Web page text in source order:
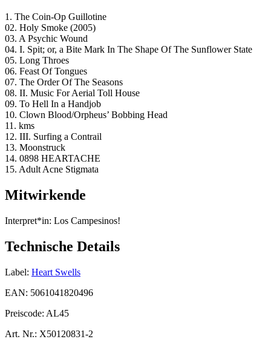
1. The Coin-Op Guillotine
02. Holy Smoke (2005)
03. A Psychic Wound
04. I. Spit; or, a Bite Mark In The Shape Of The Sunflower State
05. Long Throes
06. Feast Of Tongues
07. The Order Of The Seasons
08. II. Music For Aerial Toll House
09. To Hell In a Handjob
10. Clown Blood/Orpheus’ Bobbing Head
11. kms
12. III. Surfing a Contrail
13. Moonstruck
14. 0898 HEARTACHE
15. Adult Acne Stigmata
Mitwirkende
Interpret*in: Los Campesinos!
Technische Details
Label: Heart Swells
EAN: 5061041820496
Preiscode: AL45
Art. Nr.: X50120831-2